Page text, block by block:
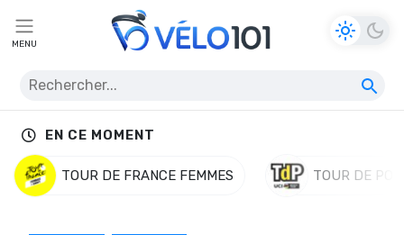
MENU
EN CE MOMENT
TOUR DE FRANCE FEMMES TOUR DE